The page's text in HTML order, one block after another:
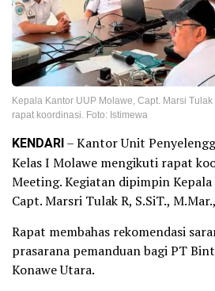
Kepala Kantor UUP Molawe, Capt. Marsi
rapat koordinasi. Foto: Istimewa
KENDARI– Kantor Unit
Kelas I Molawe mengikuti rapat
Meeting. Kegiatan dipimpin Kepala
Capt. Marsri Tulak R, S.SiT.,
Rapat membahas rekomendasi
prasarana pemanduan bagi PT
Konawe Utara.